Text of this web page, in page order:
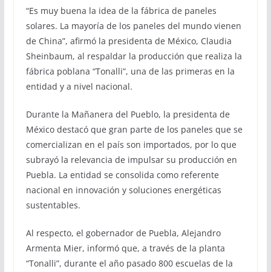
“Es muy buena la idea de la fábrica de paneles
solares. La mayoría de los paneles del mundo vienen
de China”, afirmó la presidenta de México, Claudia
Sheinbaum, al respaldar la producción que realiza la
fábrica poblana “Tonalli”, una de las primeras en la
entidad y a nivel nacional.
Durante la Mañanera del Pueblo, la presidenta de
México destacó que gran parte de los paneles que se
comercializan en el país son importados, por lo que
subrayó la relevancia de impulsar su producción en
Puebla. La entidad se consolida como referente
nacional en innovación y soluciones energéticas
sustentables.
Al respecto, el gobernador de Puebla, Alejandro
Armenta Mier, informó que, a través de la planta
“Tonalli”, durante el año pasado 800 escuelas de la